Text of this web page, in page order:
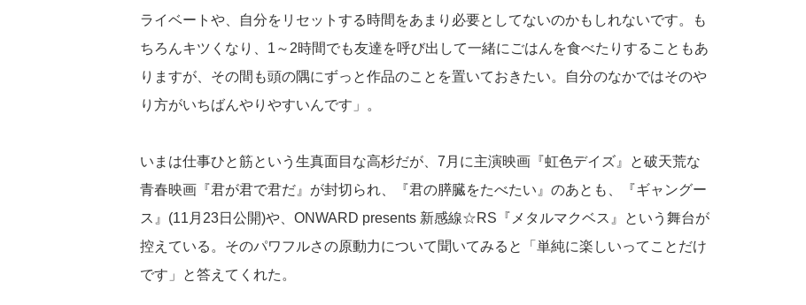
ライベートや、自分をリセットする時間をあまり必要としてないのかもしれないです。も
ちろんキツくなり、1～2時間でも友達を呼び出して一緒にごはんを食べたりすることもあ
りますが、その間も頭の隅にずっと作品のことを置いておきたい。自分のなかではそのや
り方がいちばんやりやすいんです」。
いまは仕事ひと筋という生真面目な高杉だが、7月に主演映画『虹色デイズ』と破天荒な
青春映画『君が君で君だ』が封切られ、『君の膵臓をたべたい』のあとも、『ギャングー
ス』(11月23日公開)や、ONWARD presents 新感線☆RS『メタルマクベス』という舞台が
控えている。そのパワフルさの原動力について聞いてみると「単純に楽しいってことだけ
です」と答えてくれた。